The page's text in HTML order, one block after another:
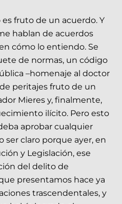
fruto de un acuerdo. Y
hablan de acuerdos
cómo lo entiendo. Se
de normas, un código
–homenaje al doctor
peritajes fruto de un
Mieres y, finalmente,
ilícito. Pero esto
aprobar cualquier
ser claro porque ayer, en
y Legislación, ese
del delito de
presentamos hace ya
trascendentales, y